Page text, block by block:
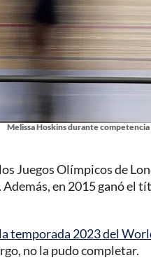
Melissa Hoskins durante competencia
Juegos Olímpicos de
en 2015 ganó el
temporada 2023 del
no la pudo completar.